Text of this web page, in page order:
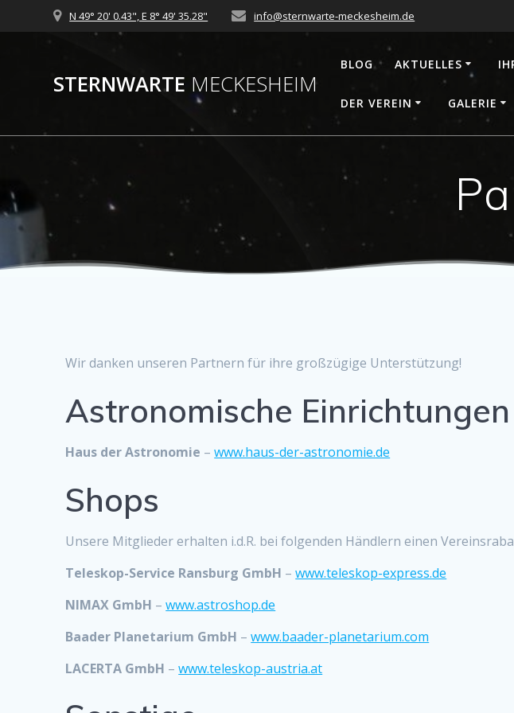
Inhalt
N 49° 20' 0.43", E 8° 49' 35.28" info@sternwarte-meckesheim.de
STERNWARTE MECKESHEIM
BLOG AKTUELLES
DER VEREIN GALERIE
Wir danken unseren Partnern für ihre großzügige Unterstützung!
Astronomische Einrichtungen
Haus der Astronomie –www.haus-der-astronomie.de
Shops
Unsere Mitglieder erhalten i.d.R. bei folgenden Händlern einen
Teleskop-Service Ransburg GmbH –www.teleskop-express.de
NIMAX GmbH –www.astroshop.de
Baader Planetarium GmbH –www.baader-planetarium.com
LACERTA GmbH –www.teleskop-austria.at